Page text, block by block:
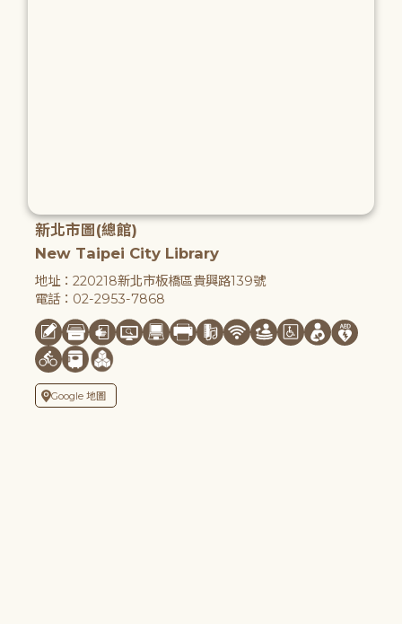
新北市圖(總館)
New Taipei City Library
地址：220218新北市板橋區貴興路139號
電話：02-2953-7868
Google 地圖